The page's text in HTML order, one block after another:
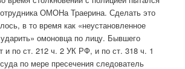
ОМОНа Траерина. Сделать это
в то время как «неустановленное
омоновца по лицу. Бывшего
и по ст. 212 ч. 2 УК РФ, и по ст. 318 ч. 1
по мере пресечения следователь